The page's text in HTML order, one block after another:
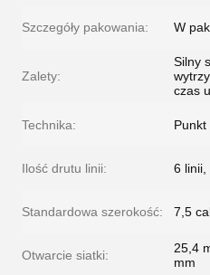
Szczegóły pakowania: W
Zalety:
Silny
czas
Technika: Punkt
Ilość drutu linii: 6 linii,
Standardowa szerokość: 7,5
Otwarcie siatki:
25,4
mm